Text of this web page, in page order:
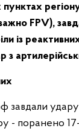
FPV),
із
з
завдали
- поранено